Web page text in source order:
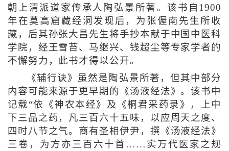
朝上清派道家传承人陶弘景所著。该书自1900
年在莫高窟藏经洞发现后，为张偓南先生所收
藏，后其孙张大昌先生将手抄本献于中国中医科
学院，经王雪苔、马继兴、钱超尘等专家学者的
不懈努力，此书才得以公开。
《辅行诀》虽然是陶弘景所著，但其中部分
内容可能来源于更早期的《汤液经法》。该书中
记载“依《神农本经》及《桐君采药录》，上中
下三品之药，凡三百六十五味，以应周天之度、
四时八节之气。商有圣相伊尹，撰《汤液经法》
三卷，为方亦三百六十首……实万代医家之规